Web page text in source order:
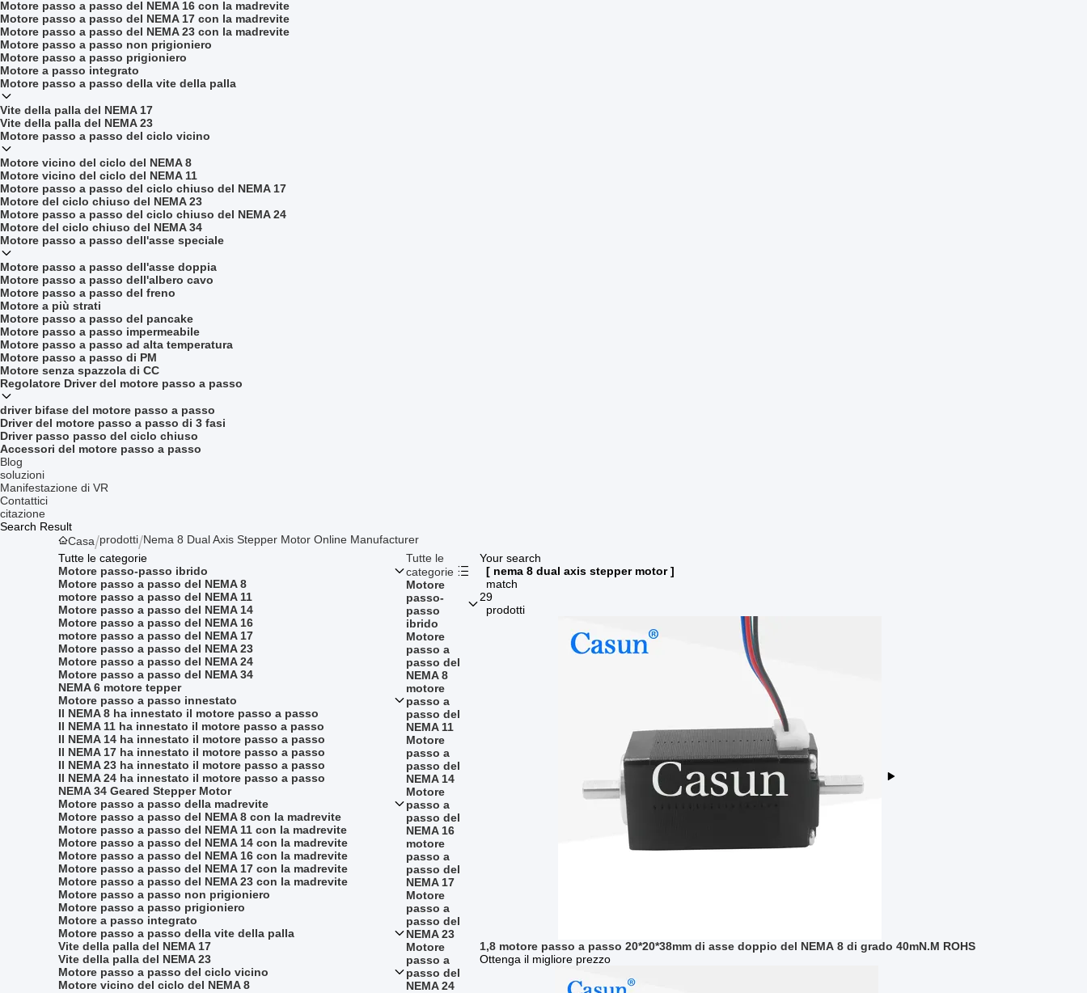
Motore passo a passo del NEMA 16 con la madrevite
Motore passo a passo del NEMA 17 con la madrevite
Motore passo a passo del NEMA 23 con la madrevite
Motore passo a passo non prigioniero
Motore passo a passo prigioniero
Motore a passo integrato
Motore passo a passo della vite della palla
Vite della palla del NEMA 17
Vite della palla del NEMA 23
Motore passo a passo del ciclo vicino
Motore vicino del ciclo del NEMA 8
Motore vicino del ciclo del NEMA 11
Motore passo a passo del ciclo chiuso del NEMA 17
Motore del ciclo chiuso del NEMA 23
Motore passo a passo del ciclo chiuso del NEMA 24
Motore del ciclo chiuso del NEMA 34
Motore passo a passo dell'asse speciale
Motore passo a passo dell'asse doppia
Motore passo a passo dell'albero cavo
Motore passo a passo del freno
Motore a più strati
Motore passo a passo del pancake
Motore passo a passo impermeabile
Motore passo a passo ad alta temperatura
Motore passo a passo di PM
Motore senza spazzola di CC
Regolatore Driver del motore passo a passo
driver bifase del motore passo a passo
Driver del motore passo a passo di 3 fasi
Driver passo passo del ciclo chiuso
Accessori del motore passo a passo
Blog
soluzioni
Manifestazione di VR
Contattici
citazione
Search Result
Casa prodotti Nema 8 Dual Axis Stepper Motor Online Manufacturer
Tutte le categorie
Motore passo-passo ibrido
Motore passo a passo del NEMA 8
motore passo a passo del NEMA 11
Motore passo a passo del NEMA 14
Motore passo a passo del NEMA 16
motore passo a passo del NEMA 17
Motore passo a passo del NEMA 23
Motore passo a passo del NEMA 24
Motore passo a passo del NEMA 34
NEMA 6 motore tepper
Motore passo a passo innestato
Il NEMA 8 ha innestato il motore passo a passo
Il NEMA 11 ha innestato il motore passo a passo
Il NEMA 14 ha innestato il motore passo a passo
Il NEMA 17 ha innestato il motore passo a passo
Il NEMA 23 ha innestato il motore passo a passo
Il NEMA 24 ha innestato il motore passo a passo
NEMA 34 Geared Stepper Motor
Motore passo a passo della madrevite
Motore passo a passo del NEMA 8 con la madrevite
Motore passo a passo del NEMA 11 con la madrevite
Motore passo a passo del NEMA 14 con la madrevite
Motore passo a passo del NEMA 16 con la madrevite
Motore passo a passo del NEMA 17 con la madrevite
Motore passo a passo del NEMA 23 con la madrevite
Motore passo a passo non prigioniero
Motore passo a passo prigioniero
Motore a passo integrato
Motore passo a passo della vite della palla
Vite della palla del NEMA 17
Vite della palla del NEMA 23
Motore passo a passo del ciclo vicino
Motore vicino del ciclo del NEMA 8
Tutte le
categorie
Motore
passo-
passo
ibrido
Motore
passo a
passo del
NEMA 8
motore
passo a
passo del
NEMA 11
Motore
passo a
passo del
NEMA 14
Motore
passo a
passo del
NEMA 16
motore
passo a
passo del
NEMA 17
Motore
passo a
passo del
NEMA 23
Motore
passo a
passo del
NEMA 24
Your search
[ nema 8 dual axis stepper motor ]
match
29
prodotti
1,8 motore passo a passo 20*20*38mm di asse doppio del NEMA 8 di grado 40mN.M ROHS
Ottenga il migliore prezzo